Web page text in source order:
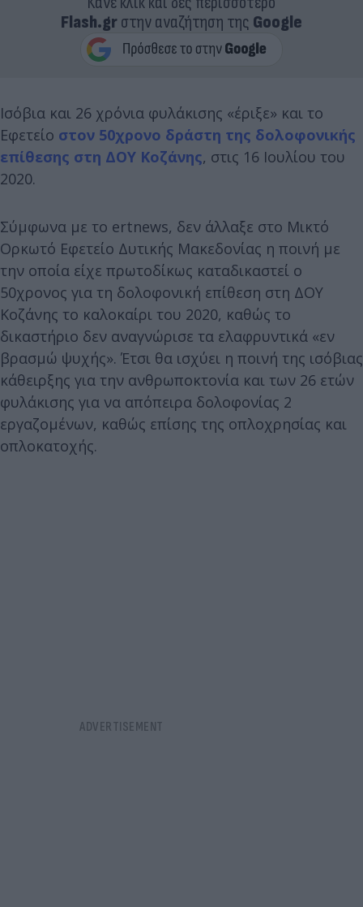
Flash.grστην αναζήτηση της Google
Ισόβια και 26 χρόνια φυλάκισης «έριξε» και το
Εφετείο στον 50χρονο δράστη της δολοφονικής
επίθεσης στη ΔΟΥ Κοζάνης, στις 16 Ιουλίου του
2020.
Σύμφωνα με το ertnews, δεν άλλαξε στο Μικτό
Ορκωτό Εφετείο Δυτικής Μακεδονίας η ποινή με
την οποία είχε πρωτοδίκως καταδικαστεί ο
50χρονος για τη δολοφονική επίθεση στη ΔΟΥ
Κοζάνης το καλοκαίρι του 2020, καθώς το
δικαστήριο δεν αναγνώρισε τα ελαφρυντικά «εν
βρασμώ ψυχής». Έτσι θα ισχύει η ποινή της ισόβιας
κάθειρξης για την ανθρωποκτονία και των 26 ετών
φυλάκισης για να απόπειρα δολοφονίας 2
εργαζομένων, καθώς επίσης της οπλοχρησίας και
οπλοκατοχής.